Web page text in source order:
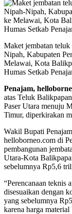
Maket jembatan
Nipah, Kabupaten
Melawai, Kota
Humas Setkab
Penajam,
atas Teluk
Paser Utara menuju
Timur, diperkirakan
Wakil Bupati
helloborneo.com di
pembangunan
Utara-Kota
sebelumnya Rp5,6
“Perencanaan teknis
disesuaikan dengan
yang sebelumnya
karena harga